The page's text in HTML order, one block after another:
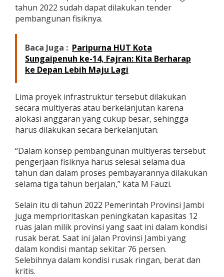
tahun 2022 sudah dapat dilakukan tender
pembangunan fisiknya.
Baca Juga : Paripurna HUT Kota
Sungaipenuh ke-14, Fajran: Kita Berharap
ke Depan Lebih Maju Lagi
Lima proyek infrastruktur tersebut dilakukan
secara multiyeras atau berkelanjutan karena
alokasi anggaran yang cukup besar, sehingga
harus dilakukan secara berkelanjutan.
“Dalam konsep pembangunan multiyeras tersebut
pengerjaan fisiknya harus selesai selama dua
tahun dan dalam proses pembayarannya dilakukan
selama tiga tahun berjalan,” kata M Fauzi.
Selain itu di tahun 2022 Pemerintah Provinsi Jambi
juga memprioritaskan peningkatan kapasitas 12
ruas jalan milik provinsi yang saat ini dalam kondisi
rusak berat. Saat ini jalan Provinsi Jambi yang
dalam kondisi mantap sekitar 76 persen.
Selebihnya dalam kondisi rusak ringan, berat dan
kritis.